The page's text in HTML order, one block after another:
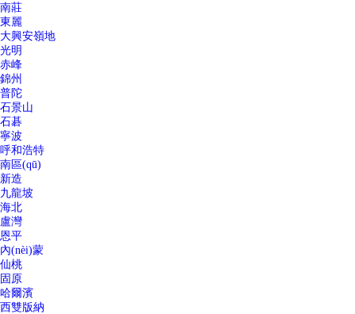
南莊
東麗
大興安嶺地
光明
赤峰
錦州
普陀
石景山
石碁
寧波
呼和浩特
南區(qū)
新造
九龍坡
海北
盧灣
恩平
內(nèi)蒙
仙桃
固原
哈爾濱
西雙版納